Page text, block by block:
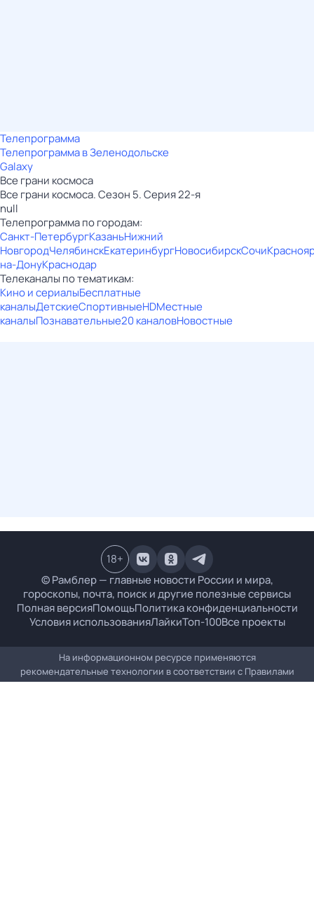
Телепрограмма
Телепрограмма в Зеленодольске
Galaxy
Все грани космоса
Все грани космоса. Сезон 5. Серия 22-я
null
Телепрограмма по городам:
Санкт-ПетербургКазаньНижний
НовгородЧелябинскЕкатеринбургНовосибирскСочи
на-ДонуКраснодар
Телеканалы по тематикам:
Кино и сериалыБесплатные
каналыДетскиеСпортивныеHDМестные
каналыПознавательные20 каналовНовостные
© Рамблер — главные новости России и мира,
гороскопы, почта, поиск и другие полезные сервисы
Полная версияПомощьПолитика конфиденциальности
Условия использованияЛайкиТоп-100Все проекты
18+
На информационном ресурсе применяются
рекомендательные технологии в соответствии с Правилами